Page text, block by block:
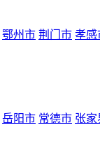
鄂州市 荆门市 孝感
岳阳市 常德市 张家